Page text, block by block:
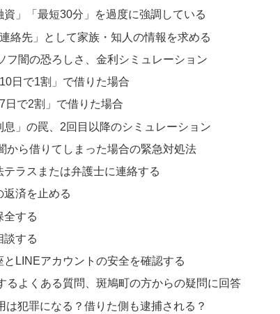
」「最短30分」を過度に強調している
絡先」として家族・知人の情報を求める
フ闇の恐ろしさ、金利シミュレーション
日で1割」で借りた場合
日で2割」で借りた場合
」の罠、2回目以降のシミュレーション
から借りてしまった場合の緊急対処法
ラスまたは弁護士に連絡する
返済を止める
全する
談する
とLINEアカウントの安全を確認する
るよくある質問、斑鳩町の方からの疑問に回答
は犯罪になる？借りた側も逮捕される？